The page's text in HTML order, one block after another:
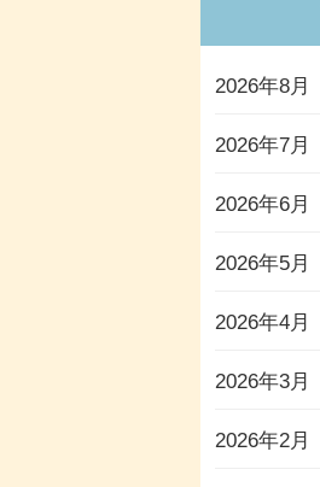
2026年8月
2026年7月
2026年6月
2026年5月
2026年4月
2026年3月
2026年2月